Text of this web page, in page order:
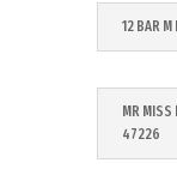
12 BAR
MR MISS
47226